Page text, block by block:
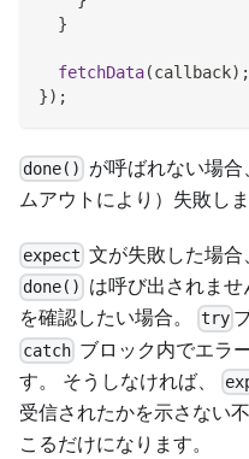
}
fetchData(callback) ;
}) ;
done()
が呼ばれない場
ムアウトにより）失敗しま
expect 文が失敗した場
done()
は呼び出されま
を確認したい場合。
try
catch ブロック内でエラ
す。 そうしなければ、
受信されたかを示さない
こるだけになります。